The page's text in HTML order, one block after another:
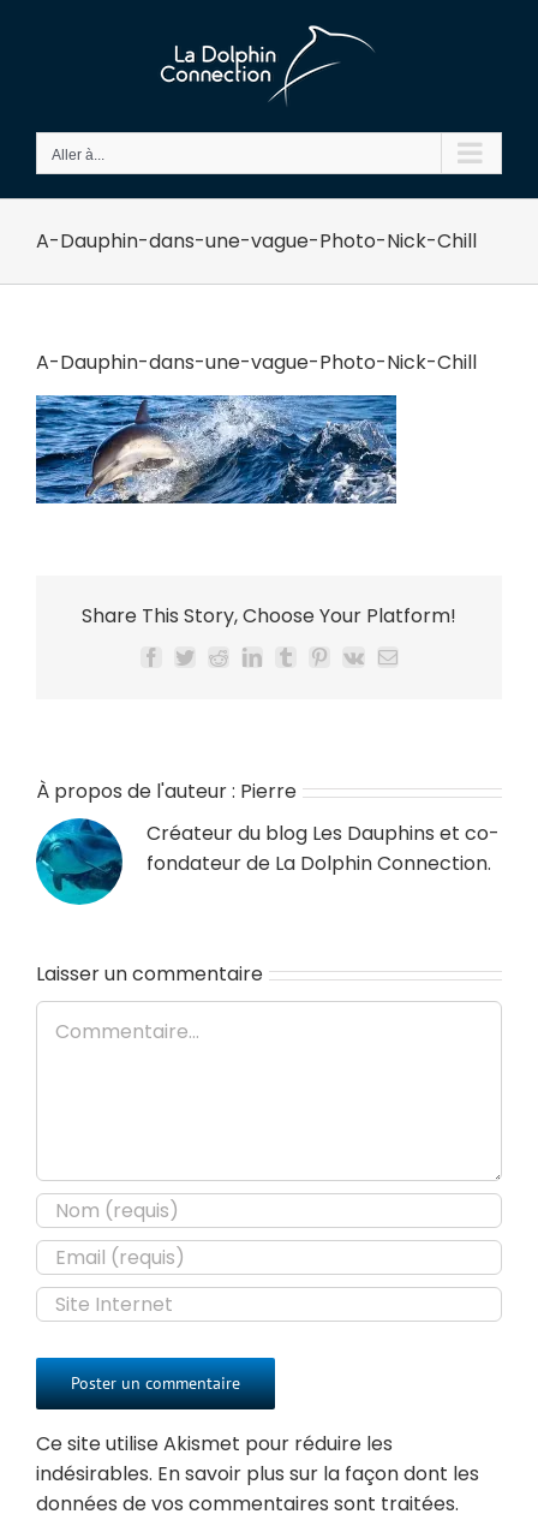
Aller à...
A-Dauphin-dans-une-vague-Photo-Nick-Chill
A-Dauphin-dans-une-vague-Photo-Nick-Chill
Share This Story, Choose Your Platform!
Facebook
TwitterRedditLinkedIn
TumblrPinterest
Vk Email
À propos de l'auteur : Pierre
Créateur du blog Les Dauphins et co-
fondateur de La Dolphin Connection.
Laisser un commentaire
Commentaire
Ce site utilise Akismet pour réduire les
indésirables. En savoir plus sur la façon dont les
données de vos commentaires sont traitées.